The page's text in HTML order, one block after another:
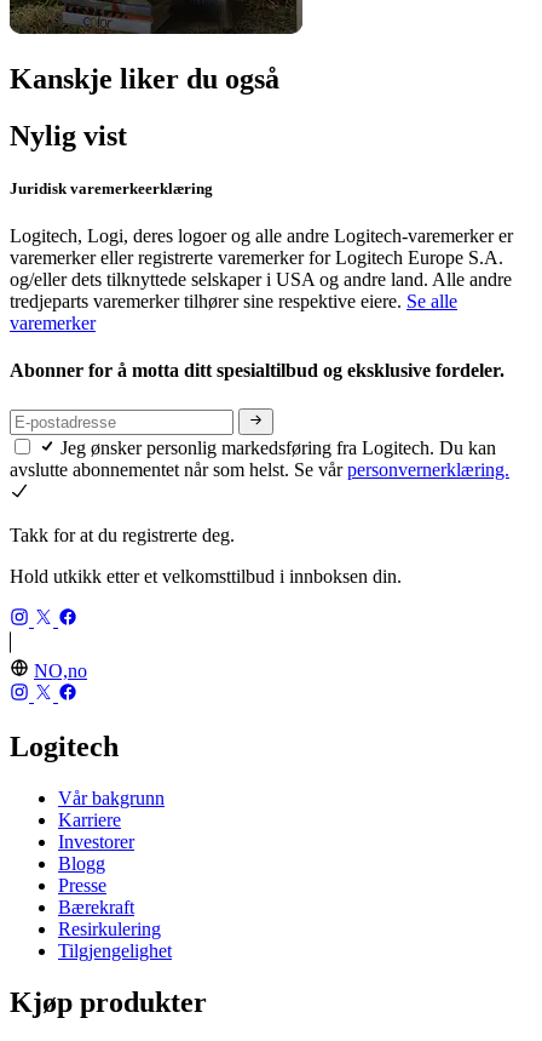
Kanskje liker du også
Nylig vist
Juridisk varemerkeerklæring
Logitech, Logi, deres logoer og alle andre Logitech-varemerker er
varemerker eller registrerte varemerker for Logitech Europe S.A.
og/eller dets tilknyttede selskaper i USA og andre land. Alle andre
tredjeparts varemerker tilhører sine respektive eiere. Se alle
varemerker
Abonner for å motta ditt spesialtilbud og eksklusive fordeler.
Jeg ønsker personlig markedsføring fra Logitech. Du kan
avslutte abonnementet når som helst. Se vårpersonvernerklæring.
Takk for at du registrerte deg.
Hold utkikk etter et velkomsttilbud i innboksen din.
NO,no
Logitech
Vår bakgrunn
Karriere
Investorer
Blogg
Presse
Bærekraft
Resirkulering
Tilgjengelighet
Kjøp produkter